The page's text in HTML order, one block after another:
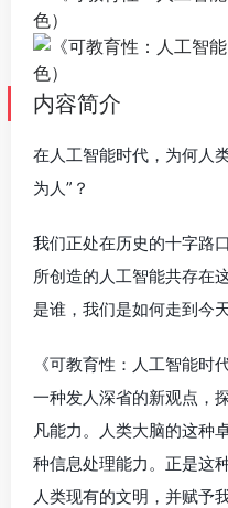
内容简介
在人工智能时代，为何人
为人”？
我们正处在历史的十字路
所创造的人工智能共存在
是谁，我们是如何走到今
《可教育性：人工智能时
一种发人深省的新观点，
凡能力。人类大脑的这种
种信息处理能力。正是这
人类现有的文明，并赋予